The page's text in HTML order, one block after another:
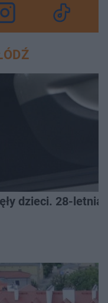
dzieci. 28-